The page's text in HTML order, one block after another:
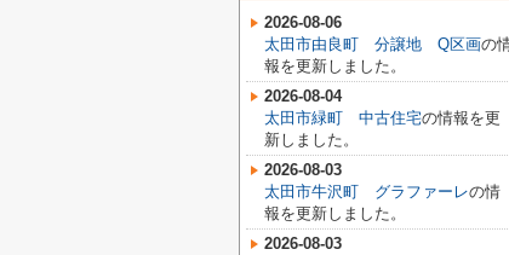
2026-08-06
太田市由良町 分譲地 Q区画の
報を更新しました。
2026-08-04
太田市緑町 中古住宅の情報を更
新しました。
2026-08-03
太田市牛沢町 グラファーレの情
報を更新しました。
2026-08-03